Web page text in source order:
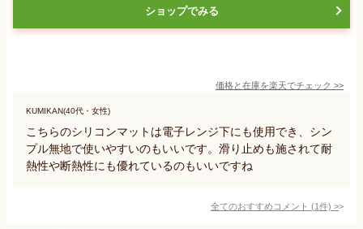
ショップでみる
価格と在庫を楽天でチェック >>
KUMIKAN(40代・女性)
こちらのシリコンマットは電子レンジ下にも使用でき、シン
プル無地で使いやすいのもいいです。滑り止めも施されて耐
熱性や断熱性にも優れているのもいいですね
全てのおすすめコメント (1件) >